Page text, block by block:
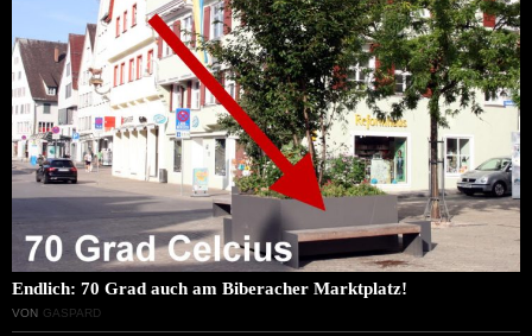
Endlich: 70 Grad auch am Biberacher Marktplatz!
VON GASPARD